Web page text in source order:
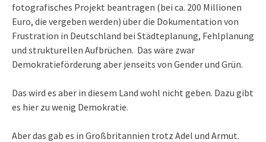
fotografisches Projekt beantragen (bei ca. 200 Millionen
Euro, die vergeben werden) über die Dokumentation von
Frustration in Deutschland bei Städteplanung, Fehlplanung
und strukturellen Aufbrüchen. Das wäre zwar
Demokratieförderung aber jenseits von Gender und Grün.
Das wird es aber in diesem Land wohl nicht geben. Dazu gibt
es hier zu wenig Demokratie.
Aber das gab es in Großbritannien trotz Adel und Armut.